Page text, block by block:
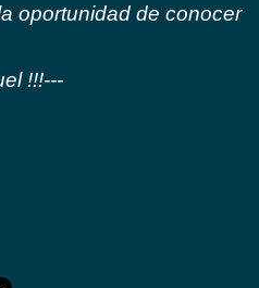
oportunidad de conocer
!!!---